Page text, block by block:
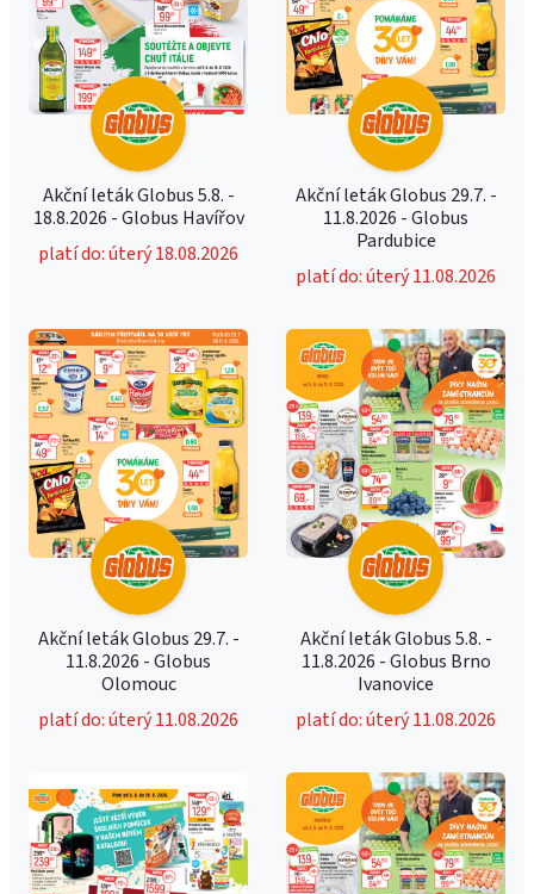
Akční leták Globus 5.8. -
18.8.2026 - Globus Havířov
platí do: úterý 18.08.2026
Akční leták Globus 29.7. -
11.8.2026 - Globus
Pardubice
platí do: úterý 11.08.2026
Akční leták Globus 29.7. -
11.8.2026 - Globus
Olomouc
platí do: úterý 11.08.2026
Akční leták Globus 5.8. -
11.8.2026 - Globus Brno
Ivanovice
platí do: úterý 11.08.2026